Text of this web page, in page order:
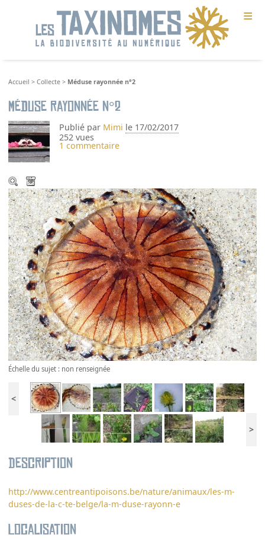
≡
Accueil >Collecte > Méduse rayonnée n°2
Méduse rayonnée n°2
Publié par Mimi le 17/02/2017
252 vues
1 commentaire
Échelle du sujet : non renseignée
<
>
Description
http://www.centreantipoisons.be/nature/animaux/les-m-
duses-de-la-c-te-belge/la-m-duse-rayonn-e
Localisation